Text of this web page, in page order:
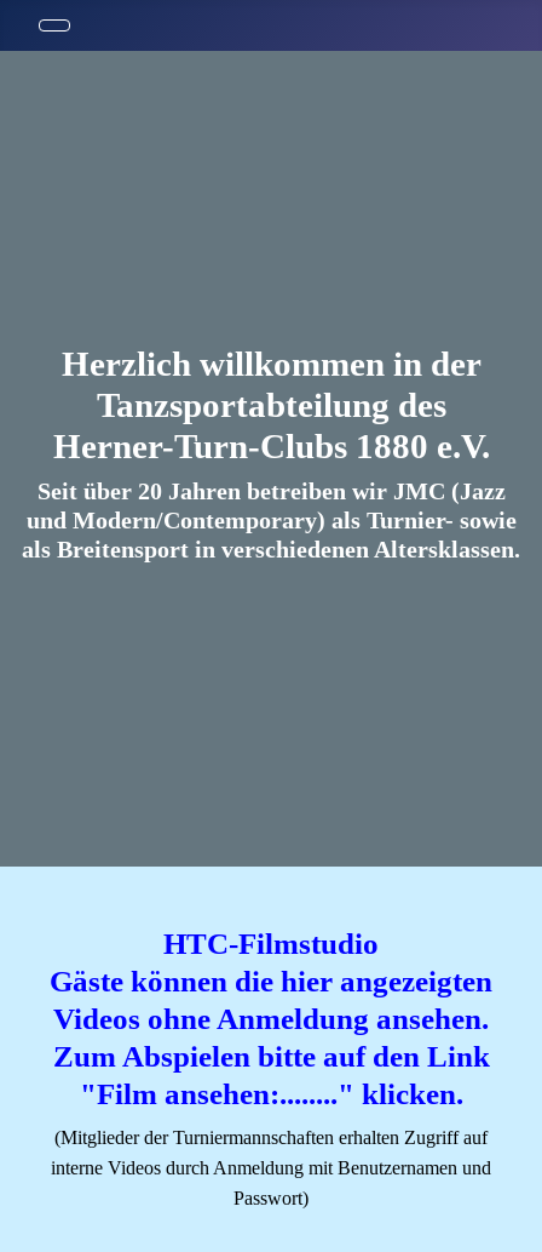
Herzlich willkommen in der
Tanzsportabteilung des
Herner-Turn-Clubs 1880 e.V.
Seit über 20 Jahren betreiben wir JMC (Jazz
und Modern/Contemporary) als Turnier- sowie
als Breitensport in verschiedenen Altersklassen.
HTC-Filmstudio
Gäste können die hier angezeigten
Videos ohne Anmeldung ansehen.
Zum Abspielen bitte auf den Link
"Film ansehen:........" klicken.
(Mitglieder der Turniermannschaften erhalten Zugriff auf
interne Videos durch Anmeldung mit Benutzernamen und
Passwort)